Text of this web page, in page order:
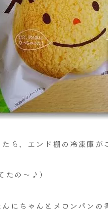
たら、エンド棚の冷凍庫
たの～♪)
にちゃんとメロンパンの